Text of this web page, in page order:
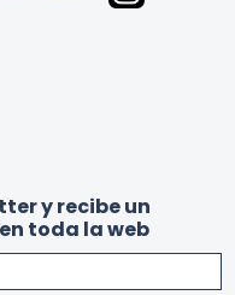
y recibe un
toda la web